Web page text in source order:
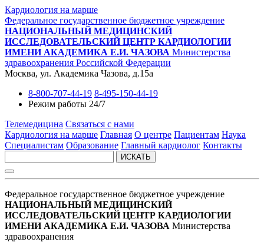
Кардиология на марше
Федеральное государственное бюджетное учреждение
НАЦИОНАЛЬНЫЙ МЕДИЦИНСКИЙ
ИССЛЕДОВАТЕЛЬСКИЙ ЦЕНТР КАРДИОЛОГИИ
ИМЕНИ АКАДЕМИКА Е.И. ЧАЗОВА Министерства
здравоохранения Российской Федерации
Москва, ул. Академика Чазова, д.15а
8-800-707-44-19 8-495-150-44-19
Режим работы 24/7
Телемедицина Связаться с нами
Кардиология на марше Главная О центре Пациентам Наука
Специалистам Образование Главный кардиолог Контакты
ИСКАТЬ
Федеральное государственное бюджетное учреждение
НАЦИОНАЛЬНЫЙ МЕДИЦИНСКИЙ
ИССЛЕДОВАТЕЛЬСКИЙ ЦЕНТР КАРДИОЛОГИИ
ИМЕНИ АКАДЕМИКА Е.И. ЧАЗОВА Министерства
здравоохранения